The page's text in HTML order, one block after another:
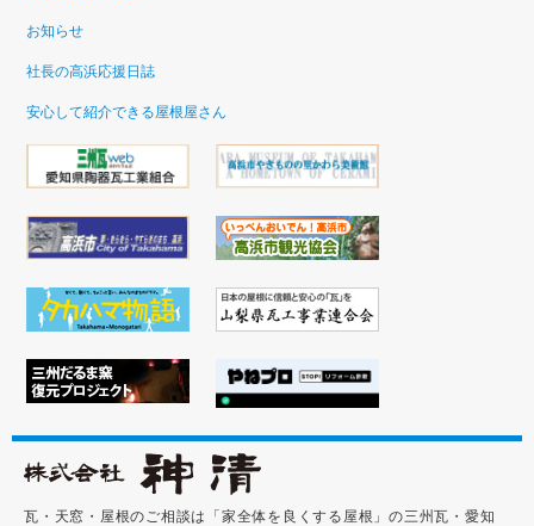
お知らせ
社長の高浜応援日誌
安心して紹介できる屋根屋さん
瓦・天窓・屋根のご相談は「家全体を良くする屋根」の三州瓦・愛知